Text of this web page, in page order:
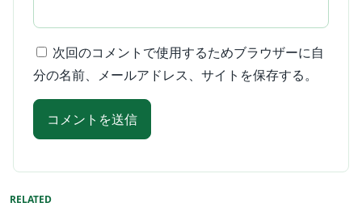
次回のコメントで使用するためブラウザーに自
分の名前、メールアドレス、サイトを保存する。
RELATED